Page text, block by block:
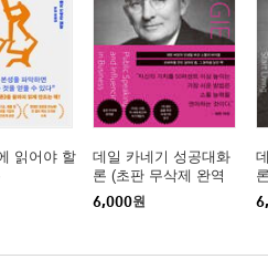
을 행복하게 만드는 7가지 비결
부부사이의 무덤을 파는 법
고 있는 그대로 살게 하라
이혼 법정 일정을 알아보게 될 것이
게 만드는 가장 빠른 방법
말 큰 의미를 가지는 것들
읽어야 할
데일 카네기 성공대화
론 (초판 무삭제 완역
본)
6,000원